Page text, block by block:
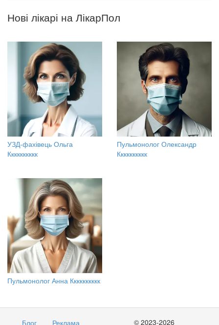
Нові лікарі на ЛікарПол
УЗД-фахівець Ольга
Кккккккккк
Пульмонолог Олександр
Кккккккккк
Пульмонолог Анна Кккккккккк
Блог Реклама © 2023-2026